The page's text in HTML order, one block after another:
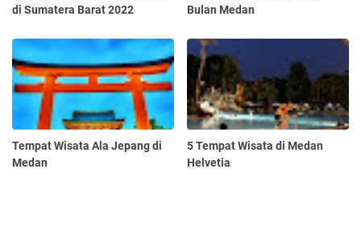
di Sumatera Barat 2022
Bulan Medan
Tempat Wisata Ala Jepang di
Medan
5 Tempat Wisata di Medan
Helvetia